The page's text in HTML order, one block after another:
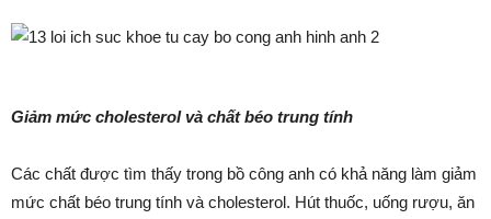
Giảm mức cholesterol và chất béo trung tính
Các chất được tìm thấy trong bồ công anh có khả năng làm giảm
mức chất béo trung tính và cholesterol. Hút thuốc, uống rượu, ăn